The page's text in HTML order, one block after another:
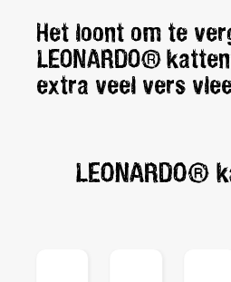
Het loont om te
LEONARDO®
extra veel vers
LEONARDO®